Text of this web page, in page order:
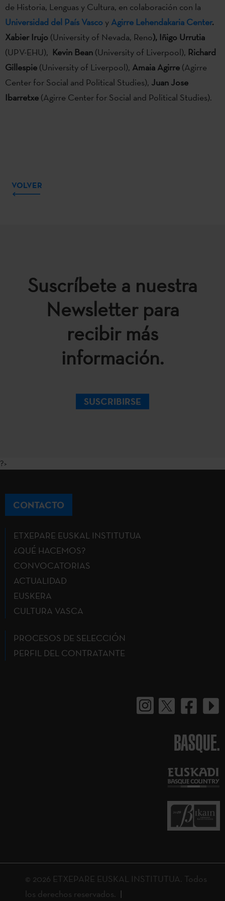
de Historia, Lenguas y Cultura, en colaboración con la
Universidad del País Vasco y Agirre Lehendakaria Center.
Xabier Irujo (University of Nevada, Reno), Iñigo Urrutia
(UPV-EHU), Kevin Bean (University of Liverpool), Richard
Gillespie (University of Liverpool), Amaia Agirre (Agirre
Center for Social and Political Studies), Juan Jose
Ibarretxe (Agirre Center for Social and Political Studies).
VOLVER
Suscríbete a nuestra
Newsletter para
recibir más
información.
SUSCRIBIRSE
?>
CONTACTO
ETXEPARE EUSKAL INSTITUTUA
¿QUÉ HACEMOS?
CONVOCATORIAS
ACTUALIDAD
EUSKERA
CULTURA VASCA
PROCESOS DE SELECCIÓN
PERFIL DEL CONTRATANTE
BASQUE.
© 2026 ETXEPARE EUSKAL INSTITUTUA. Todos
los derechos reservados.